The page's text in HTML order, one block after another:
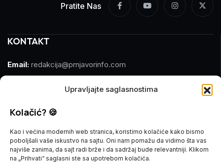
Upravljajte saglasnostima
Kolačić? 🍪
Kao i većina modernih web stranica, koristimo kolačiće kako bismo
poboljšali vaše iskustvo na sajtu. Oni nam pomažu da vidimo šta vas
najviše zanima, da sajt radi brže i da sadržaj bude relevantniji. Klikom
na „Prihvati“ saglasni ste sa upotrebom kolačića.
Pratite Nas
KONTAKT
Email: redakcija@prnjavorinfo.com
MARKETING
Email: marketing@prnjavorinfo.com
Telefon:(+387)065 955 355